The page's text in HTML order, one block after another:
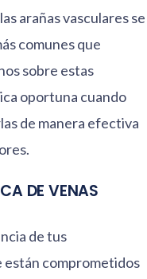
arañas vasculares se
comunes que
sobre estas
oportuna cuando
de manera efectiva
DE VENAS
de tus
están comprometidos